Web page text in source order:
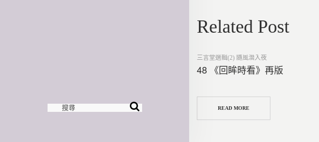
導
覽
Related Post
Posted
三言堂選輯(2) 隨風潛入夜
48 《回眸時看》再版
READ MORE